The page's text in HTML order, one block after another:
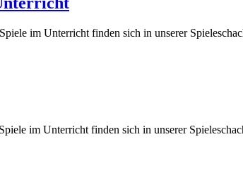
im Unterricht finden sich in unserer
im Unterricht finden sich in unserer